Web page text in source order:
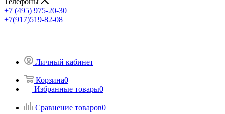
+7 (495) 975-20-30
+7(917)519-82-08
Личный кабинет
Корзина0
Избранные товары0
Сравнение товаров0